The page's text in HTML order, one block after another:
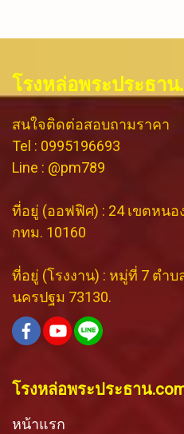
โรงหล่อพระประธาน
สนใจติดต่อสอบถามราคา
Tel : 0995196693
Line : @pm789
ที่อยู่ (ออฟฟิศ) : 24 เขตหน
กทม. 10160
ที่อยู่ (โรงงาน) : หมู่ที่ 7 ตำบ
นครปฐม 73130.
โรงหล่อพระประธาน
หน้าแรก